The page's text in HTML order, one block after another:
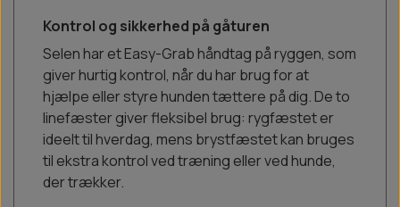
Kontrol og sikkerhed på gåturen
Selen har et Easy-Grab håndtag på ryggen, som
giver hurtig kontrol, når du har brug for at
hjælpe eller styre hunden tættere på dig. De to
linefæster giver fleksibel brug: rygfæstet er
ideelt til hverdag, mens brystfæstet kan bruges
til ekstra kontrol ved træning eller ved hunde,
der trækker.